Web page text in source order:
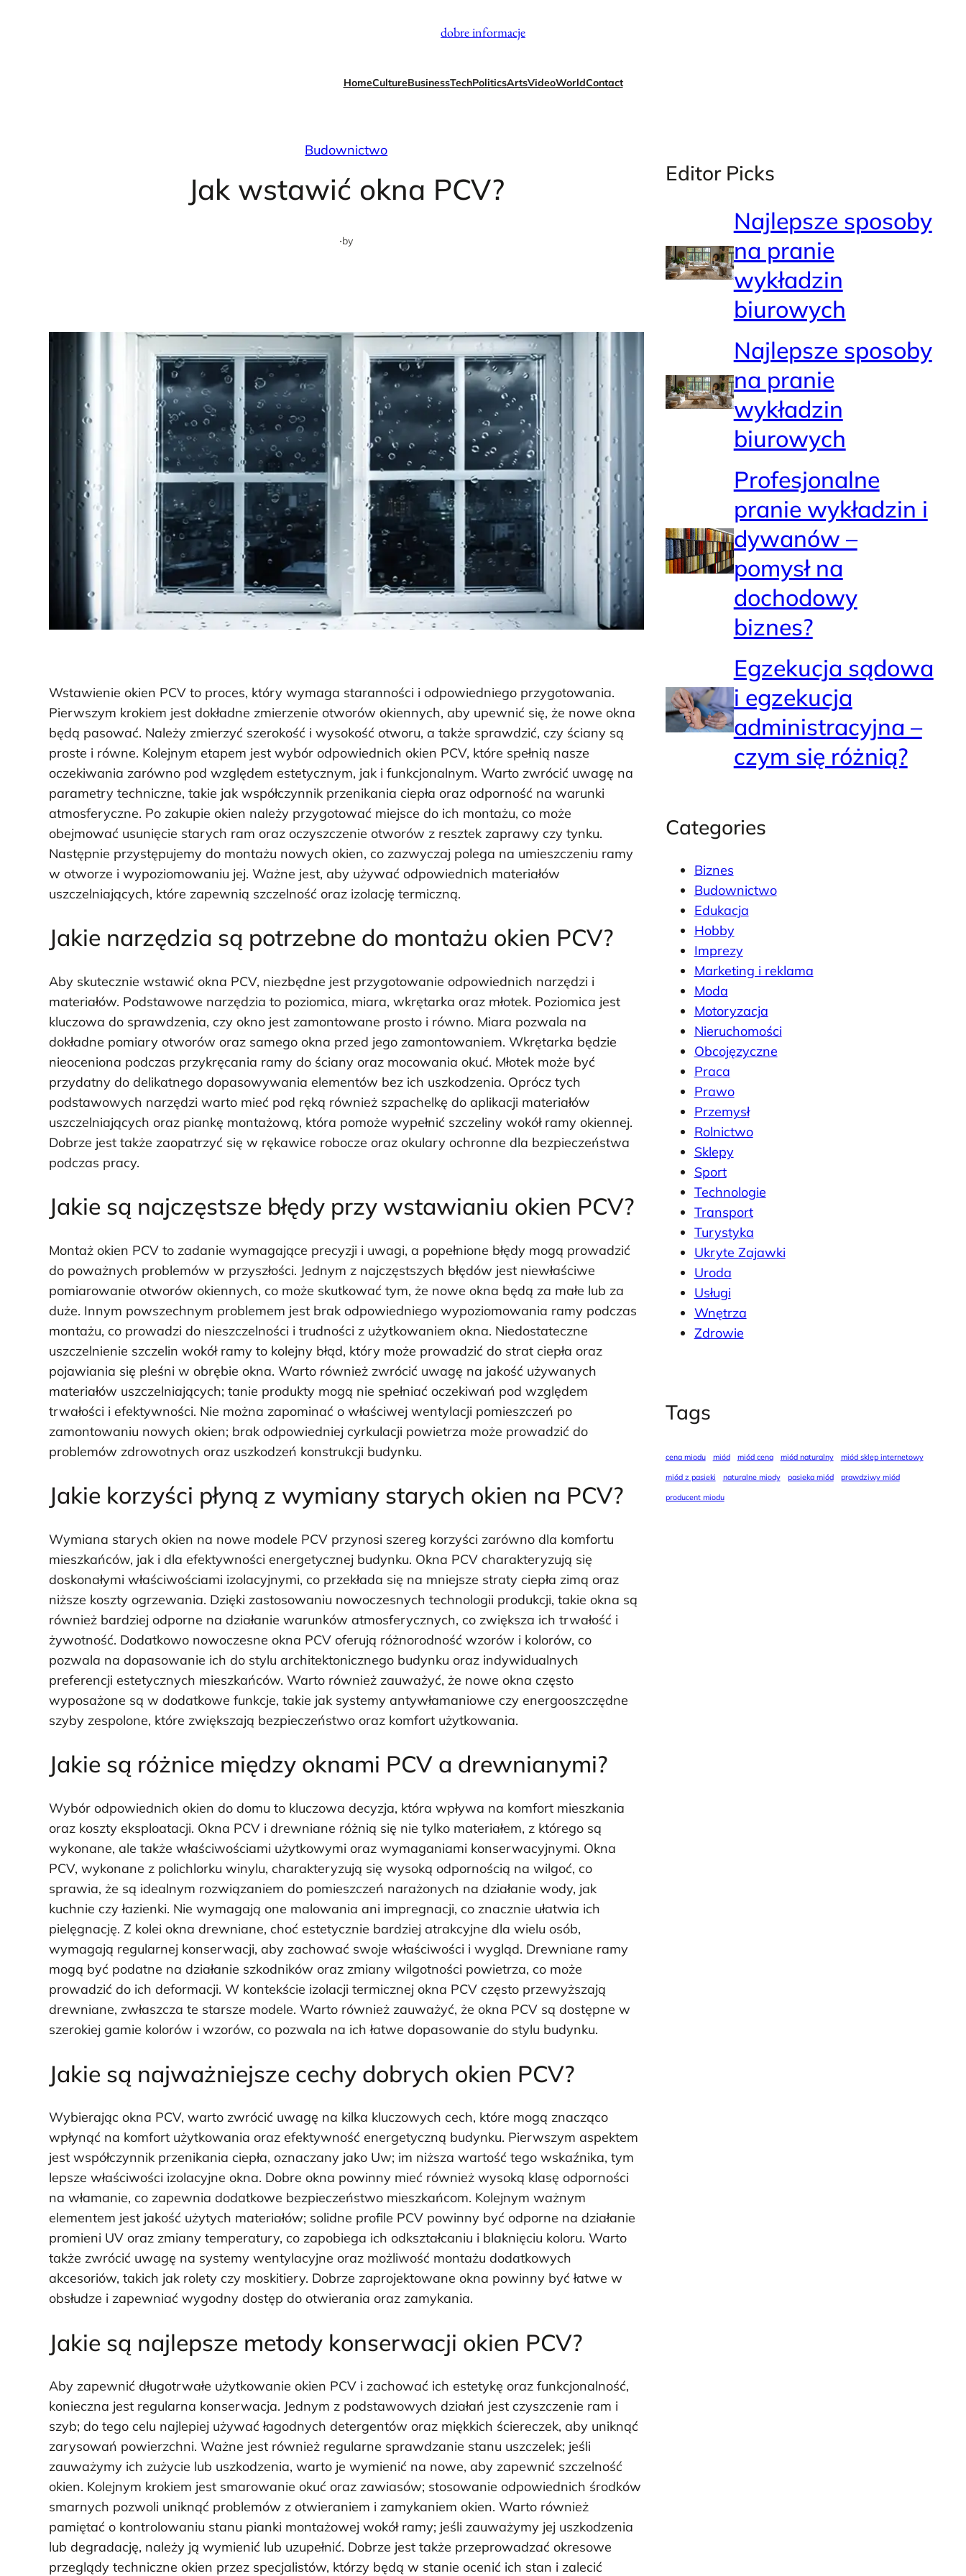
dobre informacje
HomeCultureBusinessTechPoliticsArtsVideoWorldContact
Budownictwo
Jak wstawić okna PCV?
·by
Wstawienie okien PCV to proces, który wymaga staranności i odpowiedniego przygotowania.
Pierwszym krokiem jest dokładne zmierzenie otworów okiennych, aby upewnić się, że nowe okna
będą pasować. Należy zmierzyć szerokość i wysokość otworu, a także sprawdzić, czy ściany są
proste i równe. Kolejnym etapem jest wybór odpowiednich okien PCV, które spełnią nasze
oczekiwania zarówno pod względem estetycznym, jak i funkcjonalnym. Warto zwrócić uwagę na
parametry techniczne, takie jak współczynnik przenikania ciepła oraz odporność na warunki
atmosferyczne. Po zakupie okien należy przygotować miejsce do ich montażu, co może
obejmować usunięcie starych ram oraz oczyszczenie otworów z resztek zaprawy czy tynku.
Następnie przystępujemy do montażu nowych okien, co zazwyczaj polega na umieszczeniu ramy
w otworze i wypoziomowaniu jej. Ważne jest, aby używać odpowiednich materiałów
uszczelniających, które zapewnią szczelność oraz izolację termiczną.
Jakie narzędzia są potrzebne do montażu okien PCV?
Aby skutecznie wstawić okna PCV, niezbędne jest przygotowanie odpowiednich narzędzi i
materiałów. Podstawowe narzędzia to poziomica, miara, wkrętarka oraz młotek. Poziomica jest
kluczowa do sprawdzenia, czy okno jest zamontowane prosto i równo. Miara pozwala na
dokładne pomiary otworów oraz samego okna przed jego zamontowaniem. Wkrętarka będzie
nieoceniona podczas przykręcania ramy do ściany oraz mocowania okuć. Młotek może być
przydatny do delikatnego dopasowywania elementów bez ich uszkodzenia. Oprócz tych
podstawowych narzędzi warto mieć pod ręką również szpachelkę do aplikacji materiałów
uszczelniających oraz piankę montażową, która pomoże wypełnić szczeliny wokół ramy okiennej.
Dobrze jest także zaopatrzyć się w rękawice robocze oraz okulary ochronne dla bezpieczeństwa
podczas pracy.
Jakie są najczęstsze błędy przy wstawianiu okien PCV?
Montaż okien PCV to zadanie wymagające precyzji i uwagi, a popełnione błędy mogą prowadzić
do poważnych problemów w przyszłości. Jednym z najczęstszych błędów jest niewłaściwe
pomiarowanie otworów okiennych, co może skutkować tym, że nowe okna będą za małe lub za
duże. Innym powszechnym problemem jest brak odpowiedniego wypoziomowania ramy podczas
montażu, co prowadzi do nieszczelności i trudności z użytkowaniem okna. Niedostateczne
uszczelnienie szczelin wokół ramy to kolejny błąd, który może prowadzić do strat ciepła oraz
pojawiania się pleśni w obrębie okna. Warto również zwrócić uwagę na jakość używanych
materiałów uszczelniających; tanie produkty mogą nie spełniać oczekiwań pod względem
trwałości i efektywności. Nie można zapominać o właściwej wentylacji pomieszczeń po
zamontowaniu nowych okien; brak odpowiedniej cyrkulacji powietrza może prowadzić do
problemów zdrowotnych oraz uszkodzeń konstrukcji budynku.
Jakie korzyści płyną z wymiany starych okien na PCV?
Wymiana starych okien na nowe modele PCV przynosi szereg korzyści zarówno dla komfortu
mieszkańców, jak i dla efektywności energetycznej budynku. Okna PCV charakteryzują się
doskonałymi właściwościami izolacyjnymi, co przekłada się na mniejsze straty ciepła zimą oraz
niższe koszty ogrzewania. Dzięki zastosowaniu nowoczesnych technologii produkcji, takie okna są
również bardziej odporne na działanie warunków atmosferycznych, co zwiększa ich trwałość i
żywotność. Dodatkowo nowoczesne okna PCV oferują różnorodność wzorów i kolorów, co
pozwala na dopasowanie ich do stylu architektonicznego budynku oraz indywidualnych
preferencji estetycznych mieszkańców. Warto również zauważyć, że nowe okna często
wyposażone są w dodatkowe funkcje, takie jak systemy antywłamaniowe czy energooszczędne
szyby zespolone, które zwiększają bezpieczeństwo oraz komfort użytkowania.
Jakie są różnice między oknami PCV a drewnianymi?
Wybór odpowiednich okien do domu to kluczowa decyzja, która wpływa na komfort mieszkania
oraz koszty eksploatacji. Okna PCV i drewniane różnią się nie tylko materiałem, z którego są
wykonane, ale także właściwościami użytkowymi oraz wymaganiami konserwacyjnymi. Okna
PCV, wykonane z polichlorku winylu, charakteryzują się wysoką odpornością na wilgoć, co
sprawia, że są idealnym rozwiązaniem do pomieszczeń narażonych na działanie wody, jak
kuchnie czy łazienki. Nie wymagają one malowania ani impregnacji, co znacznie ułatwia ich
pielęgnację. Z kolei okna drewniane, choć estetycznie bardziej atrakcyjne dla wielu osób,
wymagają regularnej konserwacji, aby zachować swoje właściwości i wygląd. Drewniane ramy
mogą być podatne na działanie szkodników oraz zmiany wilgotności powietrza, co może
prowadzić do ich deformacji. W kontekście izolacji termicznej okna PCV często przewyższają
drewniane, zwłaszcza te starsze modele. Warto również zauważyć, że okna PCV są dostępne w
szerokiej gamie kolorów i wzorów, co pozwala na ich łatwe dopasowanie do stylu budynku.
Jakie są najważniejsze cechy dobrych okien PCV?
Wybierając okna PCV, warto zwrócić uwagę na kilka kluczowych cech, które mogą znacząco
wpłynąć na komfort użytkowania oraz efektywność energetyczną budynku. Pierwszym aspektem
jest współczynnik przenikania ciepła, oznaczany jako Uw; im niższa wartość tego wskaźnika, tym
lepsze właściwości izolacyjne okna. Dobre okna powinny mieć również wysoką klasę odporności
na włamanie, co zapewnia dodatkowe bezpieczeństwo mieszkańcom. Kolejnym ważnym
elementem jest jakość użytych materiałów; solidne profile PCV powinny być odporne na działanie
promieni UV oraz zmiany temperatury, co zapobiega ich odkształcaniu i blaknięciu koloru. Warto
także zwrócić uwagę na systemy wentylacyjne oraz możliwość montażu dodatkowych
akcesoriów, takich jak rolety czy moskitiery. Dobrze zaprojektowane okna powinny być łatwe w
obsłudze i zapewniać wygodny dostęp do otwierania oraz zamykania.
Jakie są najlepsze metody konserwacji okien PCV?
Aby zapewnić długotrwałe użytkowanie okien PCV i zachować ich estetykę oraz funkcjonalność,
konieczna jest regularna konserwacja. Jednym z podstawowych działań jest czyszczenie ram i
szyb; do tego celu najlepiej używać łagodnych detergentów oraz miękkich ściereczek, aby uniknąć
zarysowań powierzchni. Ważne jest również regularne sprawdzanie stanu uszczelek; jeśli
zauważymy ich zużycie lub uszkodzenia, warto je wymienić na nowe, aby zapewnić szczelność
okien. Kolejnym krokiem jest smarowanie okuć oraz zawiasów; stosowanie odpowiednich środków
smarnych pozwoli uniknąć problemów z otwieraniem i zamykaniem okien. Warto również
pamiętać o kontrolowaniu stanu pianki montażowej wokół ramy; jeśli zauważymy jej uszkodzenia
lub degradację, należy ją wymienić lub uzupełnić. Dobrze jest także przeprowadzać okresowe
przeglądy techniczne okien przez specjalistów, którzy będą w stanie ocenić ich stan i zalecić
Editor Picks
Najlepsze sposoby
na pranie
wykładzin
biurowych
Najlepsze sposoby
na pranie
wykładzin
biurowych
Profesjonalne
pranie wykładzin i
dywanów –
pomysł na
dochodowy
biznes?
Egzekucja sądowa
i egzekucja
administracyjna –
czym się różnią?
Categories
Biznes
Budownictwo
Edukacja
Hobby
Imprezy
Marketing i reklama
Moda
Motoryzacja
Nieruchomości
Obcojęzyczne
Praca
Prawo
Przemysł
Rolnictwo
Sklepy
Sport
Technologie
Transport
Turystyka
Ukryte Zajawki
Uroda
Usługi
Wnętrza
Zdrowie
Tags
cena miodu miód miód cena miód naturalny
miód sklep internetowy
miód z pasieki
naturalne miody pasieka miód
prawdziwy miód
producent miodu